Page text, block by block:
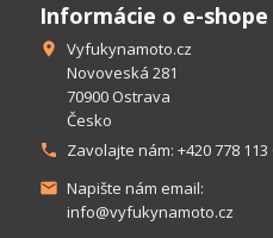
Informácie o e-shope

Vyfukynamoto.cz
Novoveská 281
70900 Ostrava
Česko
 Zavolajte nám: +420 778 113
 Napište nám email:
info@vyfukynamoto.cz